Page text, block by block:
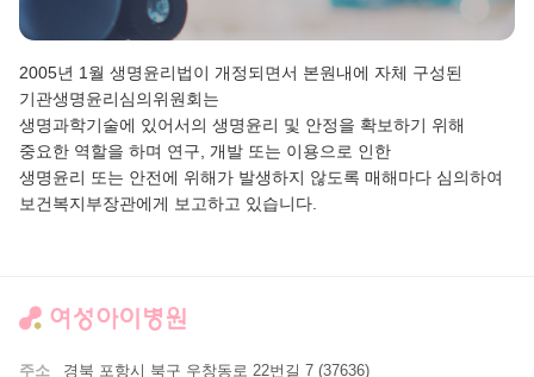
2005년 1월 생명윤리법이 개정되면서 본원내에 자체 구성된
기관생명윤리심의위원회는
생명과학기술에 있어서의 생명윤리 및 안정을 확보하기 위해
중요한 역할을 하며 연구, 개발 또는 이용으로 인한
생명윤리 또는 안전에 위해가 발생하지 않도록 매해마다 심의하여
보건복지부장관에게 보고하고 있습니다.
주소
경북 포항시 북구 우창동로 22번길 7 (37636)